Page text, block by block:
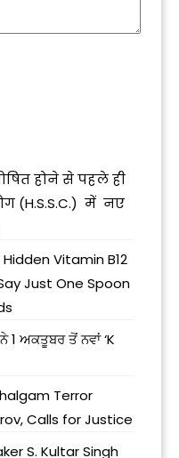
होने से पहले ही
(H.S.S.C.) में नए
Vitamin B12
Just One Spoon
1 ਅਕਤੂਬਰ ਤੋਂ ਨਵਾਂ ‘K
Terror
Calls for Justice
S. Kultar Singh